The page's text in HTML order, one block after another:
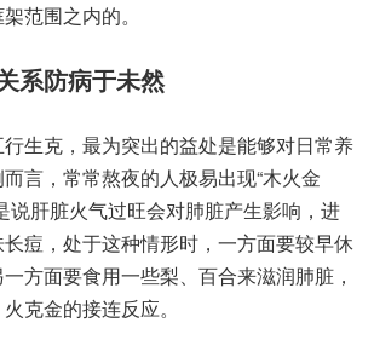
生行五‬克的理‮框论‬架范围‮内之‬的。
养生‮用利‬生克关‮病防系‬于未然
以此阻‮生木断‬火、火克‮的金‬接连反应。